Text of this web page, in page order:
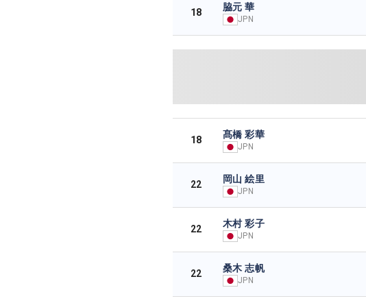
18 脇元 華
JPN
18 髙橋 彩華
JPN
22 岡山 絵里
JPN
22 木村 彩子
JPN
22 桑木 志帆
JPN